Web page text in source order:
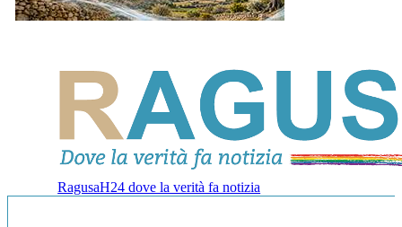
RagusaH24 dove la verità fa notizia